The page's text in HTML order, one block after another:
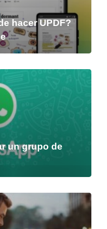
hacer UPDF?
un grupo de